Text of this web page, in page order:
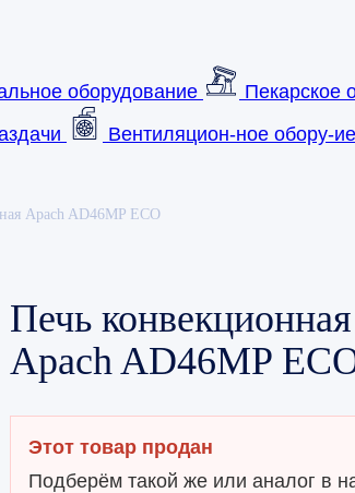
оборудование Пекарское
Вентиляцион-ное обору-ие
Apach AD46MP ECO
Печь конвекционная
Apach AD46MP
Этот товар продан
Подберём такой же или аналог в